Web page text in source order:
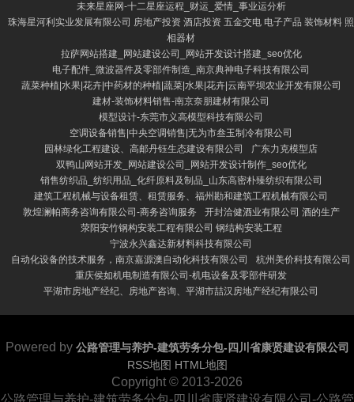
未来星座网-十二星座运程_财运_爱情_事业运分析
珠海星河利实业发展有限公司 房地产投资 酒店投资 五金交电 电子产品 装饰材料 照
相器材
拉萨网站搭建_网站建设公司_网站开发设计搭建_seo优化
电子配件_微波器件及零部件制造_南京典神电子科技有限公司
蔬菜种植|水果|花卉|中药材的种植|蔬菜|水果|花卉|云南平坝农业开发有限公司
建材-装饰材料销售-南京奈朋建材有限公司
模型设计-东莞市义高模型科技有限公司
空调设备销售|中央空调销售|无为市叁玉制冷有限公司
园林绿化工程建设、高邮丹钰生态建设有限公司
广东力克模型店
双鸭山网站开发_网站建设公司_网站开发设计制作_seo优化
销售纺织品_纺织用品_化纤原料及制品_山东高密朴臻纺织有限公司
建筑工程机械与设备租赁、租赁服务、福州勘和建筑工程机械有限公司
敦煌澜帕商务咨询有限公司-商务咨询服务
开封洽健酒业有限公司 酒的生产
荥阳安竹钢构安装工程有限公司 钢结构安装工程
宁波永兴鑫达新材料科技有限公司
自动化设备的技术服务，南京嘉源澳自动化科技有限公司
杭州美价科技有限公司
重庆侯如机电制造有限公司-机电设备及零部件研发
平湖市房地产经纪、房地产咨询、平湖市喆汉房地产经纪有限公司
Powered by 公路管理与养护-建筑劳务分包-四川省康贤建设有限公司
RSS地图 HTML地图
Copyright © 2013-2026
公路管理与养护-建筑劳务分包-四川省康贤建设有限公司-公路管